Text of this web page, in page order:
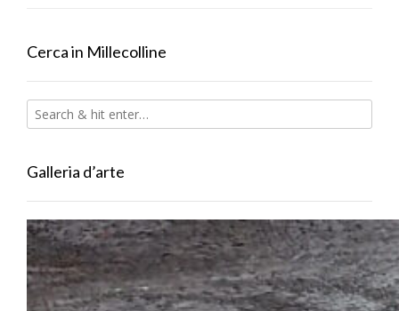
Cerca in Millecolline
Galleria d’arte